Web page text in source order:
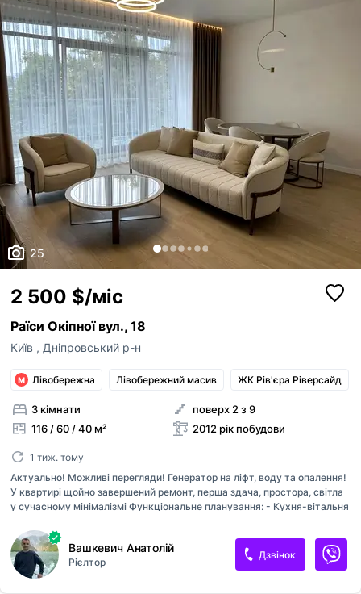
25
2 500 $/міс
Раїси Окіпної вул., 18
Київ , Дніпровський р-н
Лівобережна Лівобережний масив ЖК Рів'єра Ріверсайд
3 кімнати
116 / 60 / 40 м²
поверх 2 з 9
2012 рік побудови
1 тиж. тому
Актуально! Можливі перегляди! Генератор на ліфт, воду та опалення!
У квартирі щойно завершений ремонт, перша здача, простора, світла
у сучасному мінімалізмі Функціональне планування: - Кухня-вітальня
- Другий с/у (душ) - Гардероб Квартира наповнена преміальною
технікою та меблями світових брендів, передбачено все для Вашого
комфорту: від фільтрації води до припливно-витяжної системи
кондиціонування Оплата при підписанні договору перший місяць
Вашкевич Анатолій
Рієлтор
Дзвінок